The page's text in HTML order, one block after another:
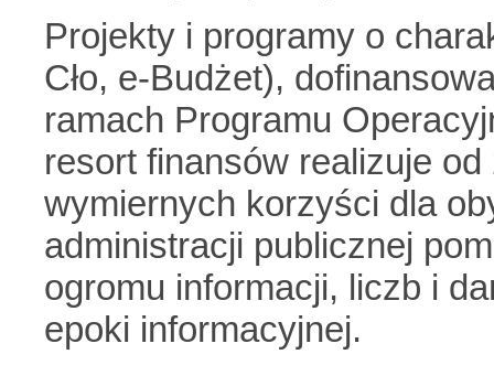
Projekty i programy o
Cło, e-Budżet),
ramach Programu
resort finansów realizuje
wymiernych korzyści dla
administracji publicznej
ogromu informacji, liczb i
epoki informacyjnej.